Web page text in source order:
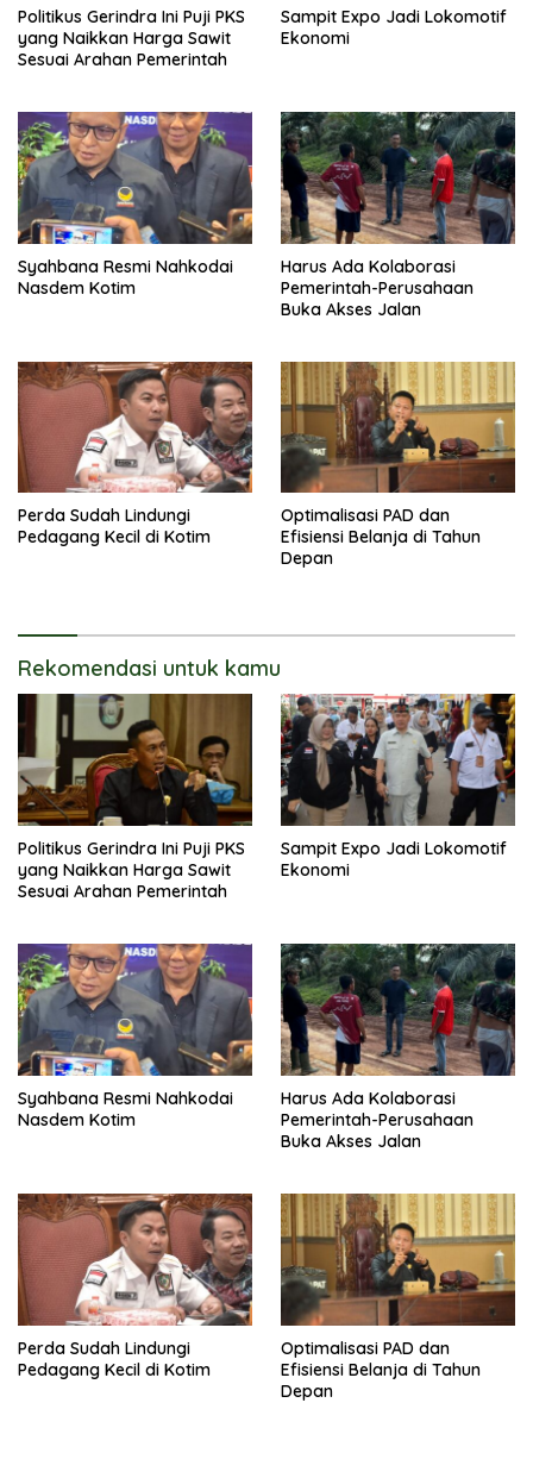
Politikus Gerindra Ini Puji PKS
yang Naikkan Harga Sawit
Sesuai Arahan Pemerintah
Sampit Expo Jadi Lokomotif
Ekonomi
Syahbana Resmi Nahkodai
Nasdem Kotim
Harus Ada Kolaborasi
Pemerintah-Perusahaan
Buka Akses Jalan
Perda Sudah Lindungi
Pedagang Kecil di Kotim
Optimalisasi PAD dan
Efisiensi Belanja di Tahun
Depan
Rekomendasi untuk kamu
Politikus Gerindra Ini Puji PKS
yang Naikkan Harga Sawit
Sesuai Arahan Pemerintah
Sampit Expo Jadi Lokomotif
Ekonomi
Syahbana Resmi Nahkodai
Nasdem Kotim
Harus Ada Kolaborasi
Pemerintah-Perusahaan
Buka Akses Jalan
Perda Sudah Lindungi
Pedagang Kecil di Kotim
Optimalisasi PAD dan
Efisiensi Belanja di Tahun
Depan